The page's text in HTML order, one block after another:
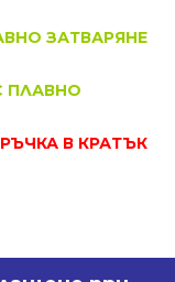
ЗАТВАРЯНЕ
ПЛАВНО
В КРАТЪК